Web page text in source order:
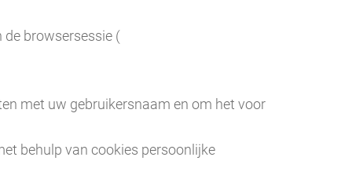
browsersessie (
met uw gebruikersnaam en om het voor
behulp van cookies persoonlijke